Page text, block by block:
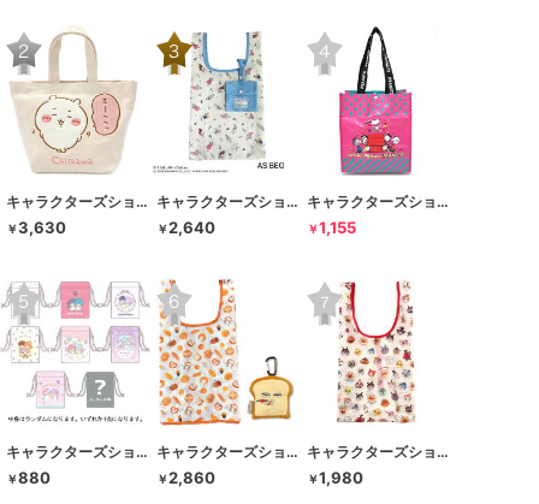
キャラクターズショップ ラフラフ
￥3,630
キャラクターズショップ ラフラフ
￥2,640
キャラクターズショップ ラフラフ
￥1,155
キャラクターズショップ ラフラフ
￥880
キャラクターズショップ ラフラフ
￥2,860
キャラクターズショップ ラフラフ
￥1,980